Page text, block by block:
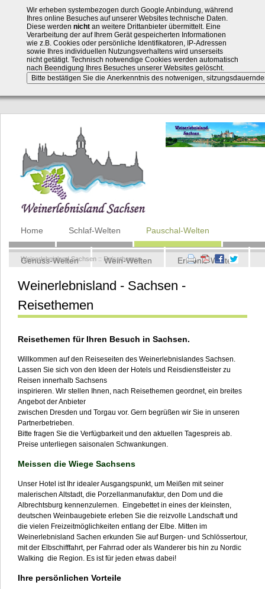
Wir erheben systembezogen durch Google Anbindung, während
Ihres online Besuches auf unserer Websites technische Daten.
Diese werden nichtan weitere Drittanbieter übermittelt. Eine
Verarbeitung der auf Ihrem Gerät gespeicherten Informationen
wie z.B. Cookies oder persönliche Identifikatoren, IP-Adressen
sowie Ihres individuellen Nutzungsverhaltens wird unserseits
nicht getätigt. Technisch notwendige Cookies werden automatisch
nach Beendigung Ihres Besuches unserer Websites gelöscht.
Navigation
Home Schlaf-Welten Pauschal-Welten
Genuss-Welten Wein-Welten Erlebnis-Welten
Kontakt
Weinerlebnisland Sachsen :: Reisethemen
Weinerlebnisland - Sachsen -
Reisethemen
Reisethemen für Ihren Besuch in Sachsen.
Willkommen auf den Reiseseiten des Weinerlebnislandes Sachsen.
Lassen Sie sich von den Ideen der Hotels und Reisdienstleister zu
Reisen innerhalb Sachsens
inspirieren. Wir stellen Ihnen, nach Reisethemen geordnet, ein breites
Angebot der Anbieter
zwischen Dresden und Torgau vor. Gern begrüßen wir Sie in unseren
Partnerbetrieben.
Bitte fragen Sie die Verfügbarkeit und den aktuellen Tagespreis ab.
Preise unterliegen saisonalen Schwankungen.
Meissen die Wiege Sachsens
Unser Hotel ist Ihr idealer Ausgangspunkt, um Meißen mit seiner
malerischen Altstadt, die Porzellanmanufaktur, den Dom und die
Albrechtsburg kennenzulernen. Eingebettet in eines der kleinsten,
deutschen Weinbaugebiete erleben Sie die reizvolle Landschaft und
die vielen Freizeitmöglichkeiten entlang der Elbe. Mitten im
Weinerlebnisland Sachen erkunden Sie auf Burgen- und Schlössertour,
mit der Elbschifffahrt, per Fahrrad oder als Wanderer bis hin zu Nordic
Walking die Region. Es ist für jeden etwas dabei!
Ihre persönlichen Vorteile